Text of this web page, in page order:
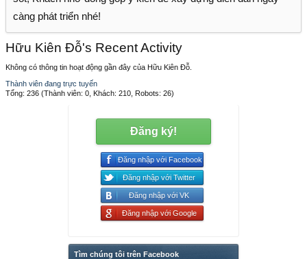
càng phát triển nhé!
Hữu Kiên Đỗ's Recent Activity
Không có thông tin hoạt động gần đây của Hữu Kiên Đỗ.
Thành viên đang trực tuyến
Tổng: 236 (Thành viên: 0, Khách: 210, Robots: 26)
Đăng ký!
Đăng nhập với Facebook
Đăng nhập với Twitter
Đăng nhập với VK
Đăng nhập với Google
Tìm chúng tôi trên Facebook